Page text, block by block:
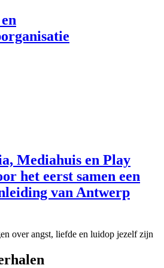
Mediahuis en Play
het eerst samen een
van Antwerp
over angst, liefde en luidop jezelf zijn